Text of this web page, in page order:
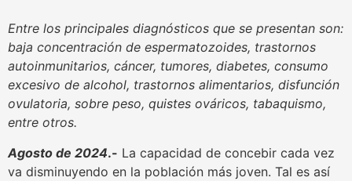
Entre los principales diagnósticos que se presentan son:
baja concentración de espermatozoides, trastornos
autoinmunitarios, cáncer, tumores, diabetes, consumo
excesivo de alcohol, trastornos alimentarios, disfunción
ovulatoria, sobre peso, quistes ováricos, tabaquismo,
entre otros.
Agosto de 2024.- La capacidad de concebir cada vez
va disminuyendo en la población más joven. Tal es así